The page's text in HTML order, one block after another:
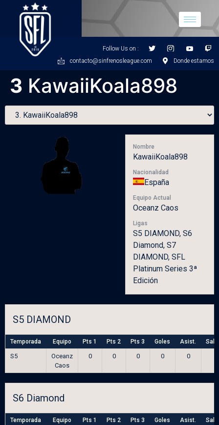
Follow Us on :
contacto@sinfrenosleague.com
Donde estamos
3 KawaiiKoala898
Nombre
KawaiiKoala898
Nacionalidad
España
Equipo Actual
Oceanz Caos
Ligas
S5 DIAMOND, S6
Diamond, S7
DIAMOND, SFL
Platinum Series 3ª
Edición
S5 DIAMOND
Temporada Equipo Pts 1 Pts 2 Pts 3 Goles Asist.
S5
Oceanz
Caos
0 0 0 0 0
S6 Diamond
Temporada Equipo Pts 1 Pts 2 Pts 3 Goles Asist.